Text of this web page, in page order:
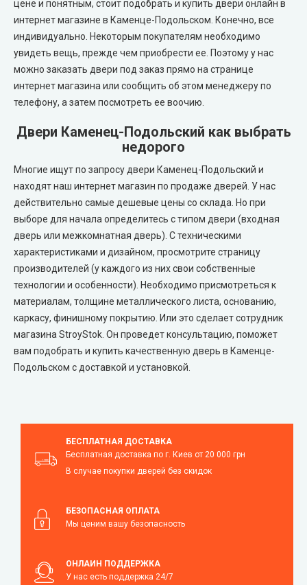
цене и понятным, стоит подобрать и купить двери онлайн в
интернет магазине в Каменце-Подольском. Конечно, все
индивидуально. Некоторым покупателям необходимо
увидеть вещь, прежде чем приобрести ее. Поэтому у нас
можно заказать двери под заказ прямо на странице
интернет магазина или сообщить об этом менеджеру по
телефону, а затем посмотреть ее воочию.
Двери Каменец-Подольский как выбрать
недорого
Многие ищут по запросу двери Каменец-Подольский и
находят наш интернет магазин по продаже дверей. У нас
действительно самые дешевые цены со склада. Но при
выборе для начала определитесь с типом двери (входная
дверь или межкомнатная дверь). С техническими
характеристиками и дизайном, просмотрите страницу
производителей (у каждого из них свои собственные
технологии и особенности). Необходимо присмотреться к
материалам, толщине металлического листа, основанию,
каркасу, финишному покрытию. Или это сделает сотрудник
магазина StroyStok. Он проведет консультацию, поможет
вам подобрать и купить качественную дверь в Каменце-
Подольском с доставкой и установкой.
БЕСПЛАТНАЯ ДОСТАВКА
Бесплатная доставка по г. Киев от 20 000 грн
В случае покупки дверей без скидок
БЕЗОПАСНАЯ ОПЛАТА
Мы ценим вашу безопасность
ОНЛАЙН ПОДДЕРЖКА
У нас есть поддержка 24/7